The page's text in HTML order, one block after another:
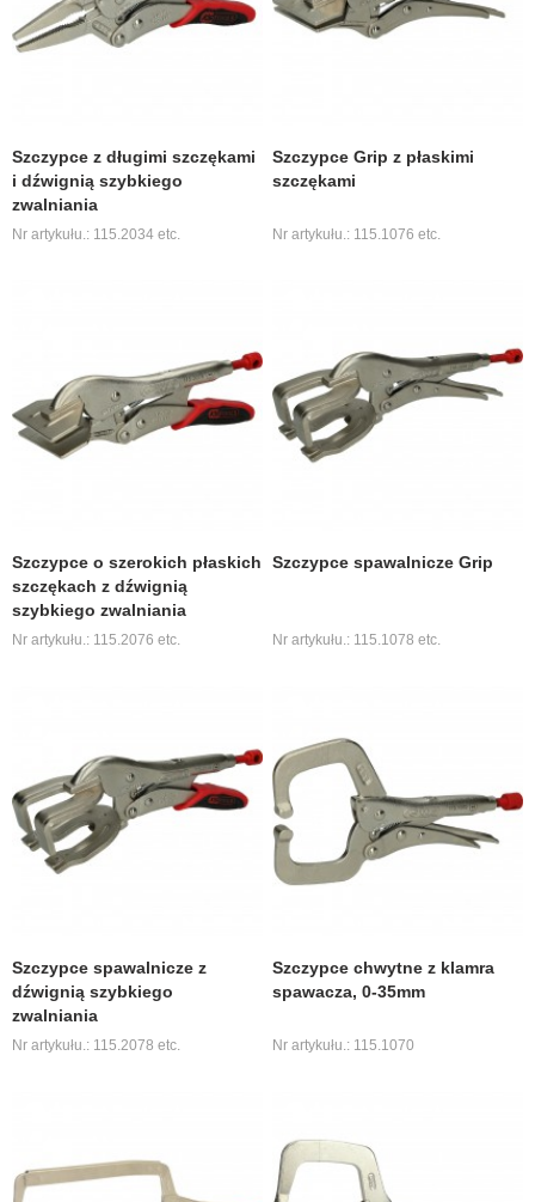
Szczypce z długimi szczękami
i dźwignią szybkiego
zwalniania
Nr artykułu.: 115.2034 etc.
Szczypce Grip z płaskimi
szczękami
Nr artykułu.: 115.1076 etc.
Szczypce o szerokich płaskich
szczękach z dźwignią
szybkiego zwalniania
Nr artykułu.: 115.2076 etc.
Szczypce spawalnicze Grip
Nr artykułu.: 115.1078 etc.
Szczypce spawalnicze z
dźwignią szybkiego
zwalniania
Nr artykułu.: 115.2078 etc.
Szczypce chwytne z klamra
spawacza, 0-35mm
Nr artykułu.: 115.1070